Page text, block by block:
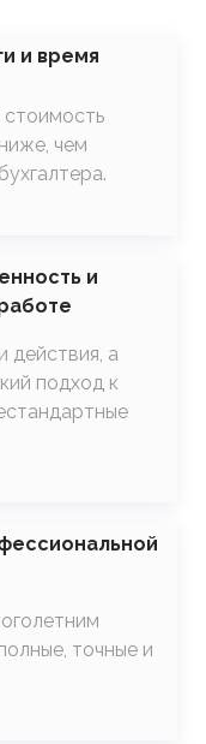
и время
чем
и
действия, а
подход к
точные и